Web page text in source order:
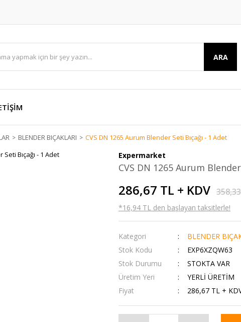
ARA
BLENDER BIÇAKLARI CVS DN 1265 Aurum Blender Seti Bıçağı - 1 Adet
Expermarket
CVS DN 1265 Aurum
286,67 TL + KDV
*16,94 TL den başlayan taksitlerle!
Kategori
BLENDER
Stok Kodu
EXP6XZQW63
Stok Durumu
STOKTA VAR
Üretim Yeri
YERLİ ÜRETİM
Fiyat
286,67 TL +